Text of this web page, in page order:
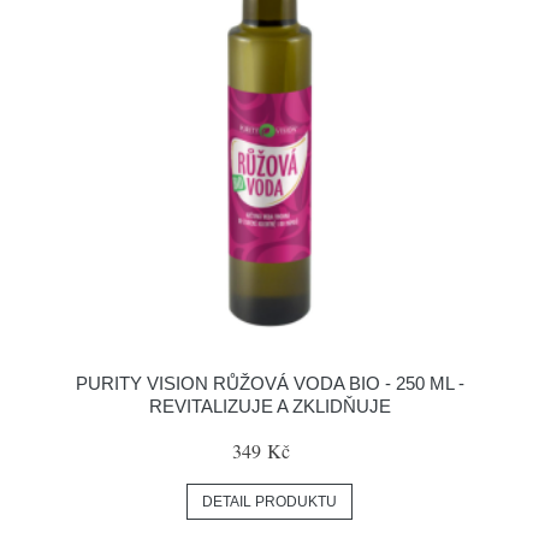
PURITY VISION RŮŽOVÁ VODA BIO - 250 ML -
REVITALIZUJE A ZKLIDŇUJE
349 Kč
DETAIL PRODUKTU